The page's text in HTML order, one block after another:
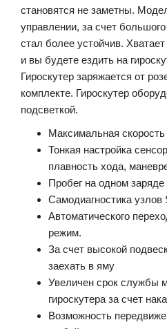
становятся не заметны.
управлении, за счет
стал более устойчив.
и вы будете ездить на
Гироскутер заряжается от
комплекте. Гироскутер
подсветкой.
Максимальная
Тонкая настройка
плавность хода,
Пробег на одном
Самодиагностика узлов
Автоматического
режим.
За счет высокой
заехать в яму
Увеличен срок службы
гироскутера за счет
Возможность